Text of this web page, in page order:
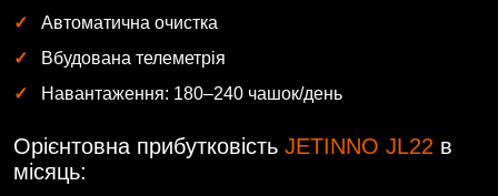
Автоматична очистка
Вбудована телеметрія
Навантаження: 180–240 чашок/день
Орієнтовна прибутковість JETINNO JL22 в
місяць: